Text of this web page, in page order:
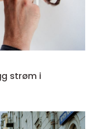
strøm i